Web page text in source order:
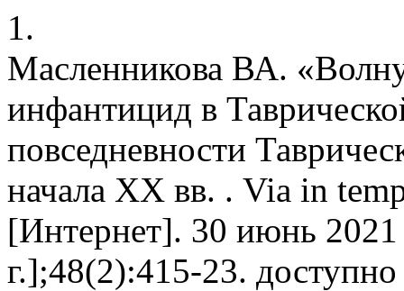
1.
Масленникова ВА.
инфантицид в
повседневности
начала XX вв. . Via in
[Интернет]. 30 июнь 2021
г.];48(2):415-23.